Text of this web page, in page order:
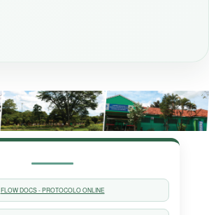
FLOW DOCS - PROTOCOLO ONLINE